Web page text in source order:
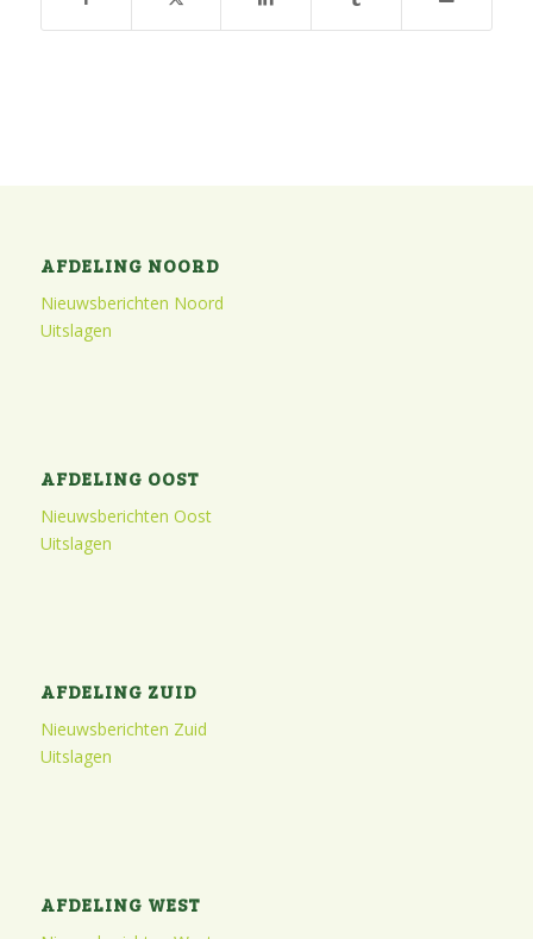
AFDELING NOORD
Nieuwsberichten Noord
Uitslagen
AFDELING OOST
Nieuwsberichten Oost
Uitslagen
AFDELING ZUID
Nieuwsberichten Zuid
Uitslagen
AFDELING WEST